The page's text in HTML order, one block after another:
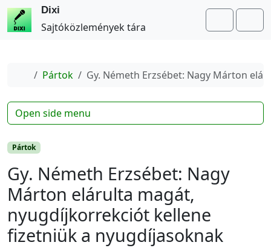
Dixi
Sajtóközlemények tára
Home
Pártok Gy. Németh Erzsébet: Nagy Márton
Pártok
Gy. Németh Erzsébet: Nagy
Márton elárulta magát,
nyugdíjkorrekciót kellene
fizetniük a nyugdíjasoknak
Open side menu